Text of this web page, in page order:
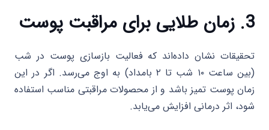
3. زمان طلایی برای مراقبت پوست
تحقیقات نشان داده‌اند که فعالیت بازسازی پوست در شب
(بین ساعت ۱۰ شب تا ۲ بامداد) به اوج می‌رسد. اگر در این
زمان پوست تمیز باشد و از محصولات مراقبتی مناسب استفاده
شود، اثر درمانی افزایش می‌یابد.